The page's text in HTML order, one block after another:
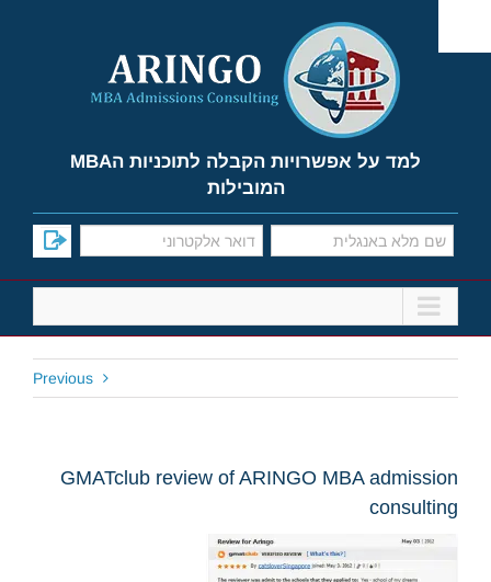
content
למד על אפשרויות הקבלה לתוכניות הMBA
המובילות
Previous
GMATclub review of ARINGO MBA admission
consulting